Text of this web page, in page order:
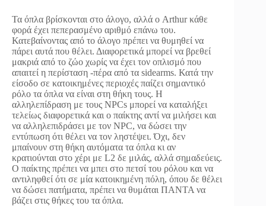
Τα όπλα βρίσκονται στο άλογο, αλλά ο Arthur κάθε
φορά έχει πεπερασμένο αριθμό επάνω του.
Κατεβαίνοντας από το άλογο πρέπει να θυμηθεί να
πάρει αυτά που θέλει. Διαφορετικά μπορεί να βρεθεί
μακριά από το ζώο χωρίς να έχει τον οπλισμό που
απαιτεί η περίσταση -πέρα από τα sidearms. Κατά την
είσοδο σε κατοικημένες περιοχές παίζει σημαντικό
ρόλο τα όπλα να είναι στη θήκη τους. Η
αλληλεπίδραση με τους NPCs μπορεί να καταλήξει
τελείως διαφορετικά και ο παίκτης αντί να μιλήσει και
να αλληλεπιδράσει με τον NPC, να δώσει την
εντύπωση ότι θέλει να τον ληστέψει. Όχι, δεν
μπαίνουν στη θήκη αυτόματα τα όπλα κι αν
κρατιούνται στο χέρι με L2 δε μιλάς, αλλά σημαδεύεις.
Ο παίκτης πρέπει να μπει στο πετσί του ρόλου και να
αντιληφθεί ότι σε μία κατοικημένη πόλη, όπου δε θέλει
να δώσει πατήματα, πρέπει να θυμάται ΠΑΝΤΑ να
βάζει στις θήκες του τα όπλα.